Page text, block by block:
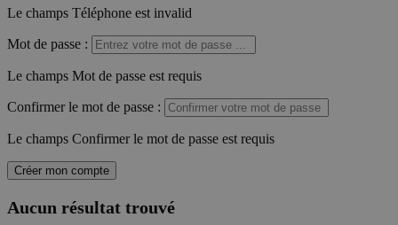
Le champs Téléphone est invalid
Mot de passe :
Le champs Mot de passe est requis
Confirmer le mot de passe :
Le champs Confirmer le mot de passe est requis
Créer mon compte
Aucun résultat trouvé